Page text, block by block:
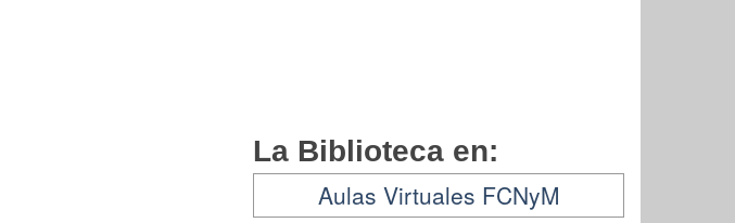
La Biblioteca en:
Aulas Virtuales FCNyM